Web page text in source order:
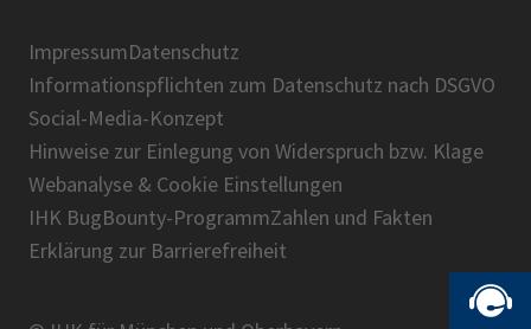
Über uns
Presse
IHK-Magazin
BIHK
DIHK
AHK
IHK-Standortportal Bayern
ImpressumDatenschutz
Informationspflichten zum Datenschutz nach DSGVO
Social-Media-Konzept
Hinweise zur Einlegung von Widerspruch bzw. Klage
Webanalyse & Cookie Einstellungen
IHK BugBounty-ProgrammZahlen und Fakten
Erklärung zur Barrierefreiheit